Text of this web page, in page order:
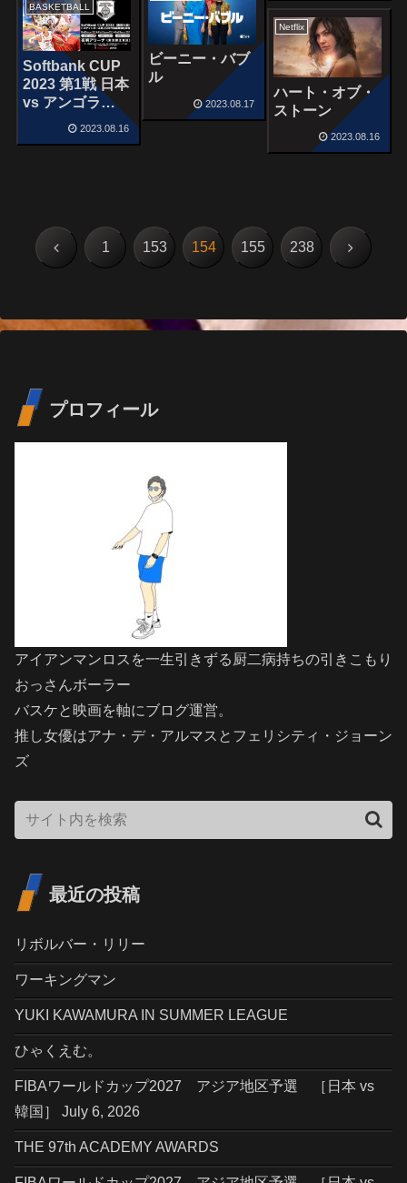
ビーニー・バブ
ル
2023.08.17
BASKETBALL
Softbank CUP
2023 第1戦 日本
vs アンゴラ
August 15,
2023.08.16
Netflix
ハート・オブ・
ストーン
2023.08.16
前 1 153 154 155 238 次
プロフィール
アイアンマンロスを一生引きずる厨二病持ちの引きこもり
おっさんボーラー
バスケと映画を軸にブログ運営。
推し女優はアナ・デ・アルマスとフェリシティ・ジョーン
ズ
最近の投稿
リボルバー・リリー
ワーキングマン
YUKI KAWAMURA IN SUMMER LEAGUE
ひゃくえむ。
FIBAワールドカップ2027 アジア地区予選 ［日本 vs
韓国］ July 6, 2026
THE 97th ACADEMY AWARDS